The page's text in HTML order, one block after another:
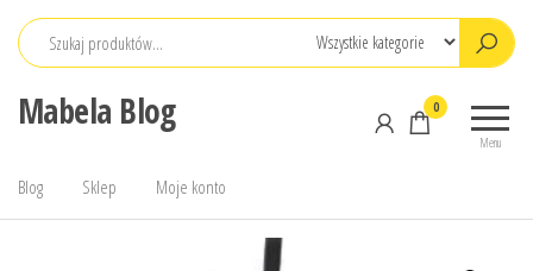
Przejdź
Mabela Blog
Menu
0
Blog Sklep Moje konto